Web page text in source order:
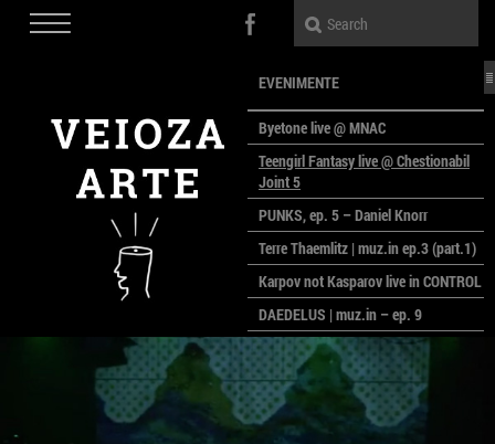
EVENIMENTE
Byetone live @ MNAC
Teengirl Fantasy live @ Chestionabil
Joint 5
PUNKS, ep. 5 – Daniel Knorr
Terre Thaemlitz | muz.in ep.3 (part.1)
Karpov not Kasparov live in CONTROL
DAEDELUS | muz.in – ep. 9
LALELE, LALELE – prima premieră a
anului la MACAZ
CinePOLSKA – filme poloneze la
București